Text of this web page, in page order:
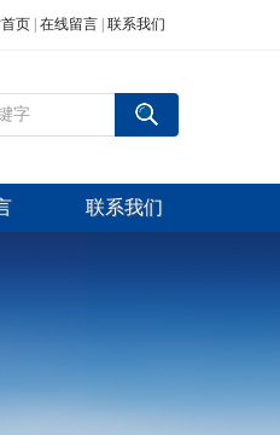
页 在线留言 联系我们
联系我们